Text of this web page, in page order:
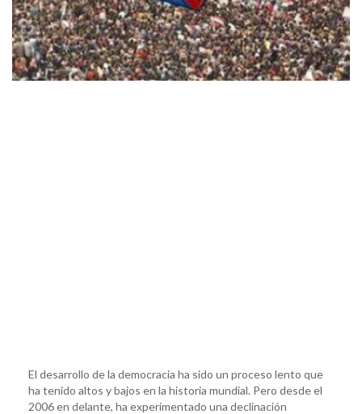
El desarrollo de la democracia ha sido un proceso lento que
ha tenido altos y bajos en la historia mundial. Pero desde el
2006 en delante, ha experimentado una declinación